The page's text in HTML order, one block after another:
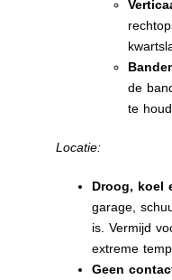
de
te
Locatie:
Droog, koel
garage,
is. Vermijd
extreme
Geen